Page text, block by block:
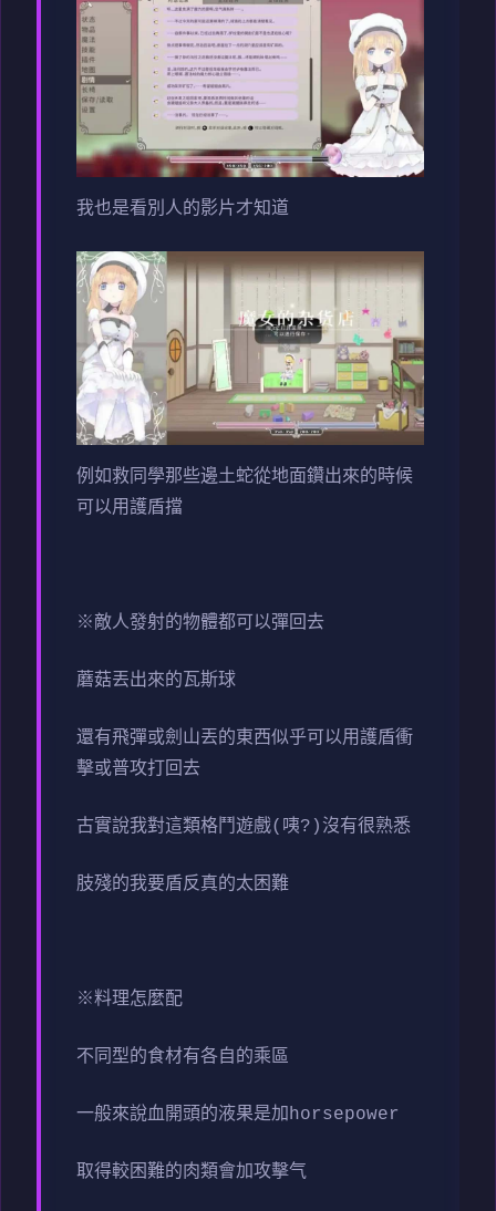
我也是看別人的影片才知道
例如救同學那些邊土蛇從地面鑽出來的時候
可以用護盾擋
※敵人發射的物體都可以彈回去
蘑菇丟出來的瓦斯球
還有飛彈或劍山丟的東西似乎可以用護盾衝
擊或普攻打回去
古實說我對這類格鬥遊戲(咦?)沒有很熟悉
肢殘的我要盾反真的太困難
※料理怎麼配
不同型的食材有各自的乘區
一般來說血開頭的液果是加horsepower
取得較困難的肉類會加攻擊气